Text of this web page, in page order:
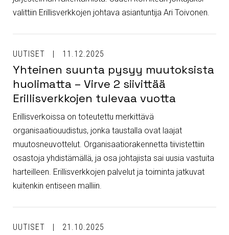
valittiin Erillisverkkojen johtava asiantuntija Ari Toivonen.
UUTISET 11.12.2025
Yhteinen suunta pysyy muutoksista
huolimatta – Virve 2 siivittää
Erillisverkkojen tulevaa vuotta
Erillisverkoissa on toteutettu merkittävä
organisaatiouudistus, jonka taustalla ovat laajat
muutosneuvottelut. Organisaatiorakennetta tiivistettiin
osastoja yhdistämällä, ja osa johtajista sai uusia vastuita
harteilleen. Erillisverkkojen palvelut ja toiminta jatkuvat
kuitenkin entiseen malliin.
UUTISET 21.10.2025